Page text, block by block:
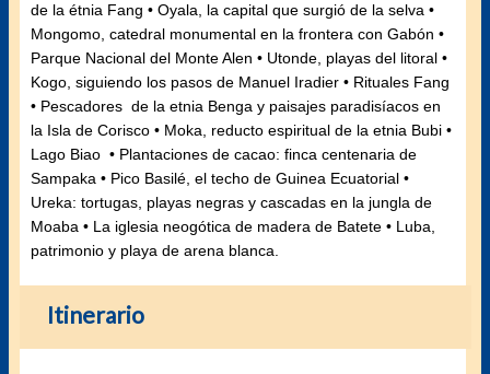
de la étnia Fang • Oyala, la capital que surgió de la selva •
Mongomo, catedral monumental en la frontera con Gabón •
Parque Nacional del Monte Alen • Utonde, playas del litoral •
Kogo, siguiendo los pasos de Manuel Iradier • Rituales Fang
• Pescadores de la etnia Benga y paisajes paradisíacos en
la Isla de Corisco • Moka, reducto espiritual de la etnia Bubi •
Lago Biao • Plantaciones de cacao: finca centenaria de
Sampaka • Pico Basilé, el techo de Guinea Ecuatorial •
Ureka: tortugas, playas negras y cascadas en la jungla de
Moaba • La iglesia neogótica de madera de Batete • Luba,
patrimonio y playa de arena blanca.
Itinerario